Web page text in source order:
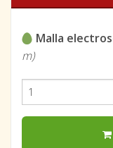
Malla
m)